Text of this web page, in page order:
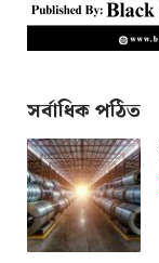
সর্বাধিক পঠিত